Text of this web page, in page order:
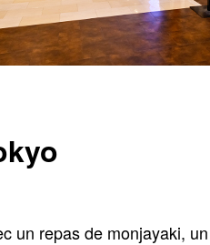
un repas de monjayaki,